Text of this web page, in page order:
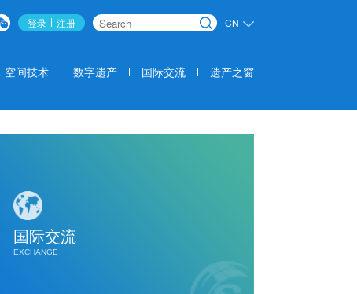
登录 注册 CN
空间技术 数字遗产 国际交流 遗产之窗
国际交流
EXCHANGE